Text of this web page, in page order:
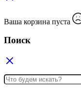
Ваша корзина пуста
Поиск